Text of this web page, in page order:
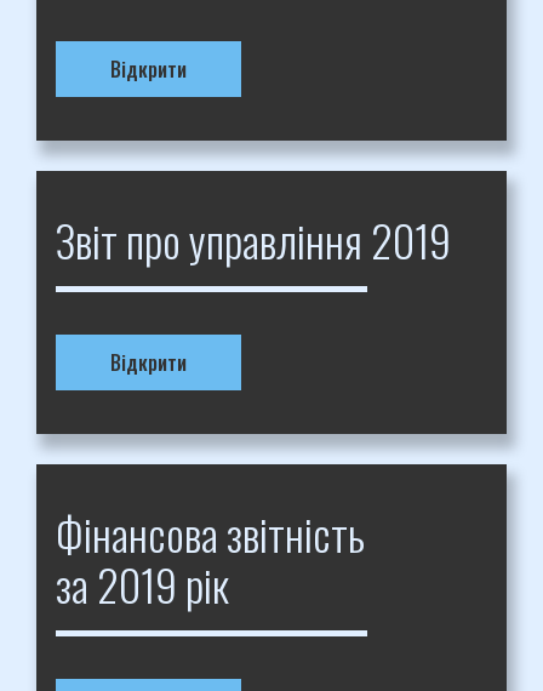
Відкрити
Звіт про управління 2019
Відкрити
Фінансова звітність
за 2019 рік